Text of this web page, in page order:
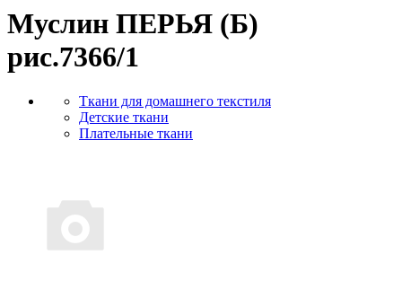
Муслин ПЕРЬЯ (Б)
рис.7366/1
Ткани для домашнего текстиля
Детские ткани
Плательные ткани